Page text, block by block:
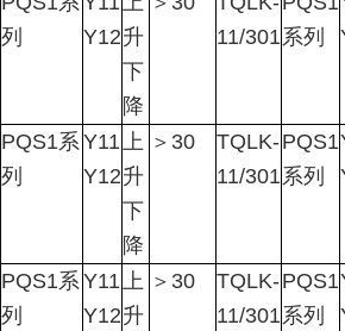
列
Y12升
下
降
11/301系列
PQS1系
列
Y11
Y12
上
升
下
降
＞ 30
TQLK-
11/301
PQS1
系列
PQS1系
列
Y11
Y12
上
升
＞ 30
TQLK-
11/301
PQS1
系列